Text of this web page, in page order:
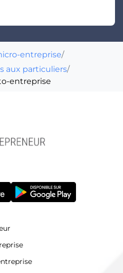
entreprise/
aux particuliers/
entreprise